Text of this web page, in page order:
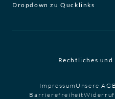
Dropdown zu Qucklinks
Rechtliches
Impressum Unsere AGB
Barrierefreiheit